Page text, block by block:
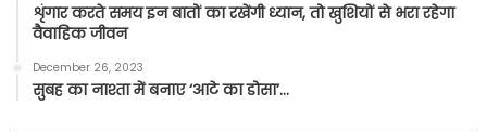
शृंगार करते समय इन बातों का रखेंगी ध्यान, तो खुशियों से भरा रहेगा
वैवाहिक जीवन
December 26, 2023
सुबह का नाश्ता में बनाए ‘आटे का डोसा’…